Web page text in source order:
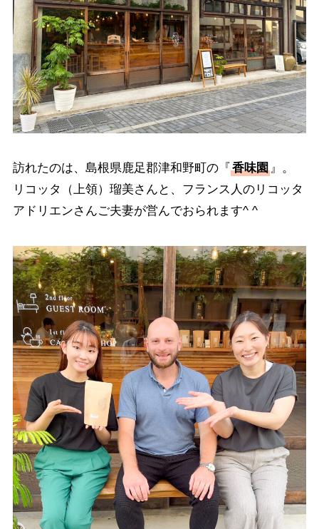
訪れたのは、島根県鹿足郡津和野町の『香味園』。
リコッタ（上領）瑠美さんと、フランス人のリコッタ
アドリエンさんご夫妻が営んでおられます^ ^